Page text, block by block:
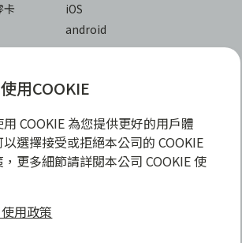
卡
iOS
android
，理性理財最安心
資融沒有代辦公司及代辦業務，也未與代辦
您提供實體銀行提款卡或實體信用卡，請提
慎評估財務狀況，理性理財最安心。總費用年
，實際費用率，仍以各合作商家提供之商
有限公司 Chailease Consumer Finance
用COOKIE
COOKIE 為您提供更好的用戶體
選擇接受或拒絕本公司的 COOKIE
更多細節請詳閱本公司 COOKIE 使
用政策